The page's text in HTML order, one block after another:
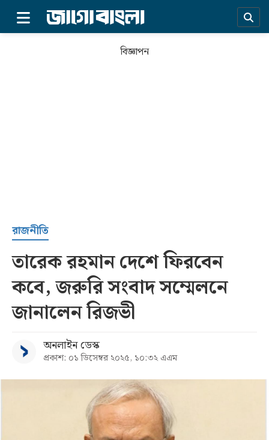
সর্বশেষ
সব
বিভাগ
আর্কাইভ
বিজ্ঞাপন
রাজনীতি
তারেক রহমান দেশে ফিরবেন
কবে, জরুরি সংবাদ সম্মেলনে
জানালেন রিজভী
অনলাইন ডেস্ক
প্রকাশ: ০১ ডিসেম্বর ২০২৫, ১০:৩২ এএম